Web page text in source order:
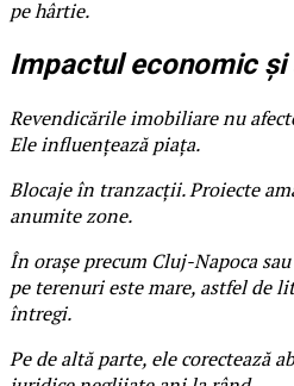
pe hârtie.
Impactul economic și
Revendicările imobiliare nu
Ele influențează piața.
Blocaje în tranzacții. Proiecte
anumite zone.
În orașe precum Cluj-Napoca
pe terenuri este mare, astfel de
întregi.
Pe de altă parte, ele corectează